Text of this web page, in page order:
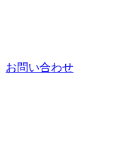
お問い合わせ